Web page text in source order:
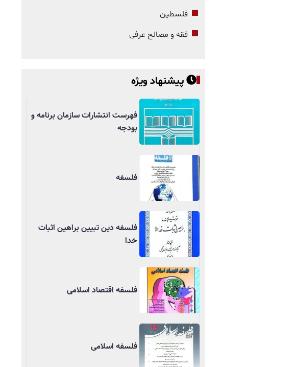
فلسطین
فقه و مصالح عرفی
پیشنهاد ویژه
فهرست انتشارات سازمان برنامه و
بودجه
فلسفه
فلسفه دین تبیین براهین اثبات
خدا
فلسفه اقتصاد اسلامی
فلسفه اسلامی